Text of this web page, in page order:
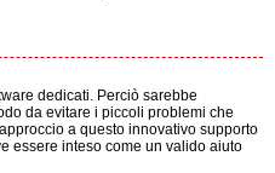
dedicati. Perciò sarebbe
da evitare i piccoli problemi che
a questo innovativo supporto
essere inteso come un valido aiuto